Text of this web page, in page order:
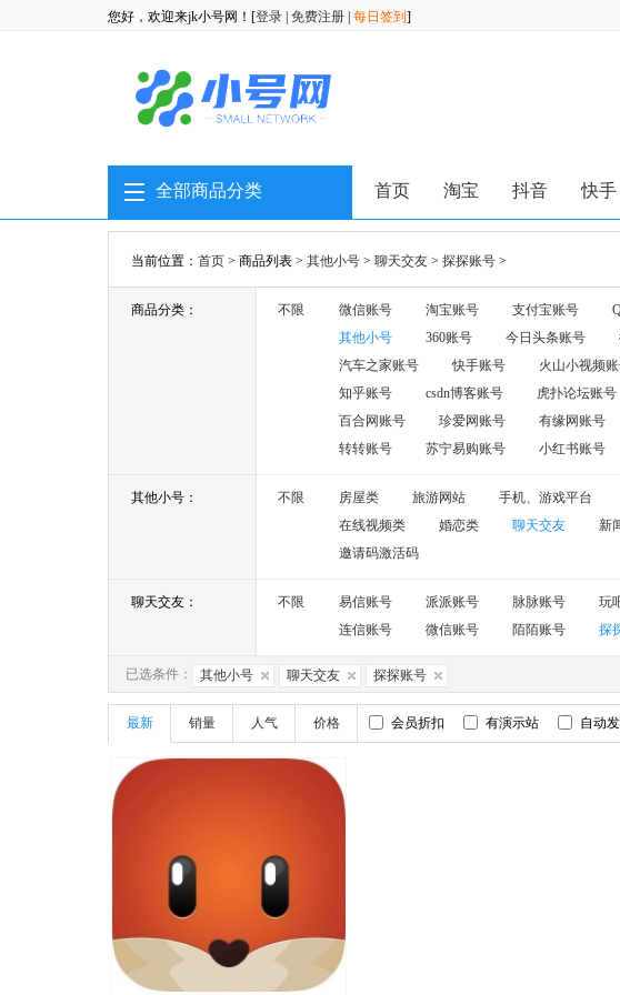
您好，欢迎来jk小号网！[登录 免费注册 每日签到 ]
全部商品分类 首页 淘宝 抖音 快手
当前位置： 首页 > 商品列表 > 其他小号 > 聊天交友 > 探探账号 >
商品分类： 不限 微信账号 淘宝账号 支付宝账号
其他小号
360账号 今日头条账号
汽车之家账号
快手账号 火山小视频
知乎账号
csdn博客账号 虎扑论坛账号
百合网账号
珍爱网账号 有缘网账号
转转账号
苏宁易购账号 小红书账号
其他小号： 不限 房屋类 旅游网站 手机、游戏平台
在线视频类
婚恋类 聊天交友 新
邀请码激活码
聊天交友： 不限 易信账号 派派账号 脉脉账号 玩
连信账号
微信账号 陌陌账号 探
已选条件： 其他小号 聊天交友 探探账号
最新 销量 人气 价格 会员折扣 有演示站 自动